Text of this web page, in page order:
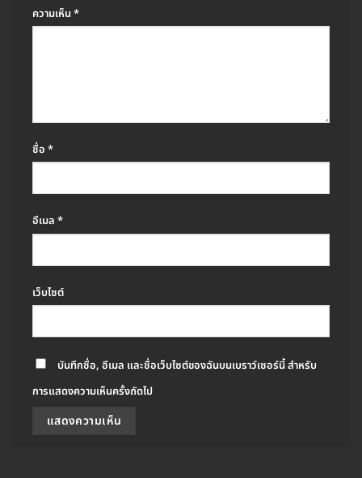
ความเห็น*
ชื่อ *
อีเมล *
เว็บไซต์
บันทึกชื่อ, อีเมล และชื่อเว็บไซต์ของฉันบนเบราว์เซอร์นี้ สำหรับ
การแสดงความเห็นครั้งถัดไป